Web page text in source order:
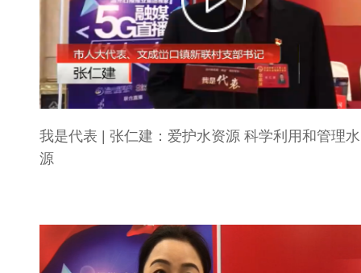
我是代表 | 张仁建：爱护水资源 科学利用和管理
源